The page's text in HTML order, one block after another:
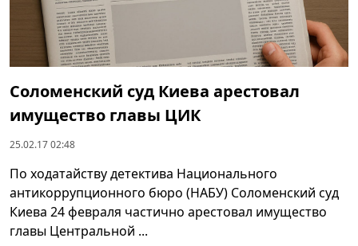
Соломенский суд Киева арестовал
имущество главы ЦИК
25.02.17 02:48
По ходатайству детектива Национального
антикоррупционного бюро (НАБУ) Соломенский суд
Киева 24 февраля частично арестовал имущество
главы Центральной ...